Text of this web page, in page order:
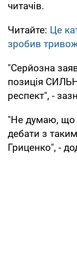
читачів.
Читайте: Це
зробив
"Серйозна
позиція
респект", -
"Не думаю, що
дебати з
Гриценко", -